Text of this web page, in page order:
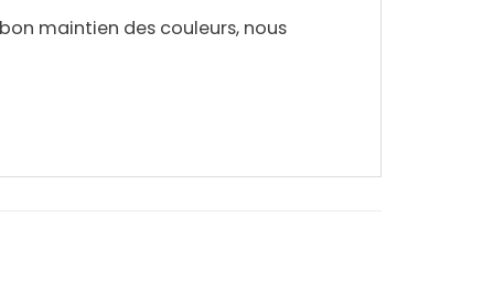
maintien des couleurs, nous